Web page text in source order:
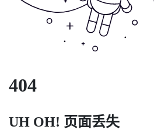
404
UH OH! 页面丢失